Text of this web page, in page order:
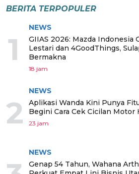
BERITA TERPOPULER
1
NEWS
GIIAS 2026: Mazda Indonesia
Lestari dan 4GoodThings,
Bermakna
18 jam
2
NEWS
Aplikasi Wanda Kini Punya
Begini Cara Cek Cicilan Motor
23 jam
NEWS
Genap 54 Tahun, Wahana